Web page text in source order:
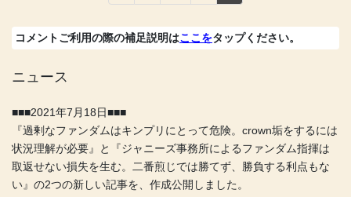
の
ペ
ジ
り
定
ペ
ー
定
ペ
ー
定
ペ
ー
コメントご利用の際の補足説明はここをタップください。
名前の欄が空欄の場合は、すみませんが、私の方で適当に名前を
送信いただいたコメントは私が承認した後に公開されますが、公
開が遅くなったら、すみません。
送信、公開されたコメントを後で削除したいと思った場合は、具
体的な削除依頼のコメントを送信いただければ、確認の後にその
ように削除します。もちろん、その削除依頼のコメントは公開し
ません。
ニュース
■■■2021年7月18日■■■
『過剰なファンダムはキンプリにとって危険。crown垢をするには
状況理解が必要』と『ジャニーズ事務所によるファンダム指揮は
取返せない損失を生む。二番煎じでは勝てず、勝負する利点もな
い』の2つの新しい記事を、作成公開しました。